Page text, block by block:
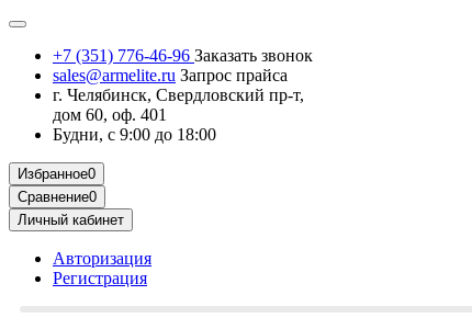
+7 (351) 776-46-96 Заказать звонок
sales@armelite.ru Запрос прайса
г. Челябинск, Свердловский пр-т,
дом 60, оф. 401
Будни, с 9:00 до 18:00
Избранное0
Сравнение0
Личный кабинет
Авторизация
Регистрация